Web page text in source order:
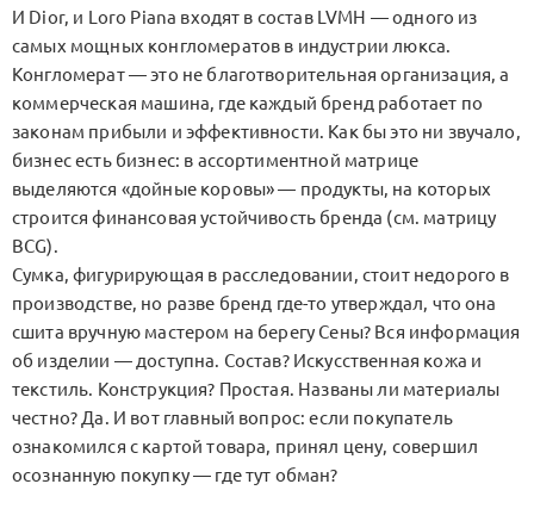
И Dior, и Loro Piana входят в состав LVMH — одного из
самых мощных конгломератов в индустрии люкса.
Конгломерат — это не благотворительная организация, а
коммерческая машина, где каждый бренд работает по
законам прибыли и эффективности. Как бы это ни звучало,
бизнес есть бизнес: в ассортиментной матрице
выделяются «дойные коровы» — продукты, на которых
строится финансовая устойчивость бренда (см. матрицу
BCG).
Сумка, фигурирующая в расследовании, стоит недорого в
производстве, но разве бренд где-то утверждал, что она
сшита вручную мастером на берегу Сены? Вся информация
об изделии — доступна. Состав? Искусственная кожа и
текстиль. Конструкция? Простая. Названы ли материалы
честно? Да. И вот главный вопрос: если покупатель
ознакомился с картой товара, принял цену, совершил
осознанную покупку — где тут обман?